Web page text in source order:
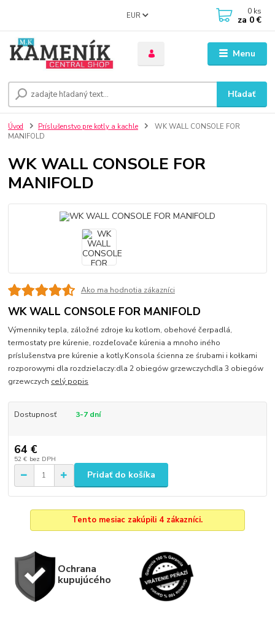
Menu
EUR
Hľadať
0 ks
za 0 €
Úvod Príslušenstvo pre kotly a kachle
WK WALL CONSOLE FOR
MANIFOLD
WK WALL CONSOLE FOR
MANIFOLD
Ako ma hodnotia zákazníci
WK WALL CONSOLE FOR MANIFOLD
Výmenniky tepla, záložné zdroje ku kotlom, obehové čerpadlá,
termostaty pre kúrenie, rozdeľovače kúrenia a mnoho iného
príslušenstva pre kúrenie a kotly.Konsola ścienna ze śrubami i kołkami
rozporowymi dla rozdzielaczy:dla 2 obiegów grzewczychdla 3 obiegów
grzewczych celý popis
Dostupnosť 3-7 dní
64 €
52 € bez DPH
Pridať do košíka
Tento mesiac zakúpili 4 zákazníci.
Ochrana
kupujúcého